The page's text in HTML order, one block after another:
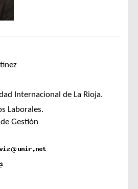
Internacional de La Rioja.
Laborales.
Gestión